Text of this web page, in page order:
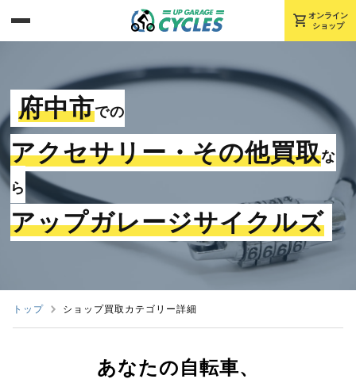
shopping_cart オンライン
ショップ
府中市での
アクセサリー・その他買取な
ら
アップガレージサイクルズ
トップ ショップ買取カテゴリー詳細
あなたの自転車、